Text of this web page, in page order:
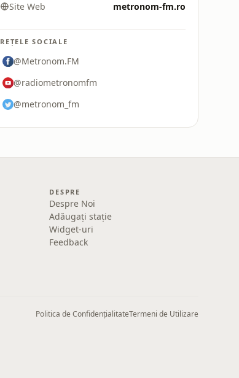
Site Web metronom-fm.ro
REȚELE SOCIALE
@Metronom.FM
@radiometronomfm
@metronom_fm
DESPRE
Despre Noi
Adăugați stație
Widget-uri
Feedback
Politica de ConfidențialitateTermeni de Utilizare